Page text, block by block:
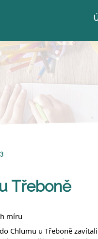
Třeboně
míru
Chlumu u Třeboně